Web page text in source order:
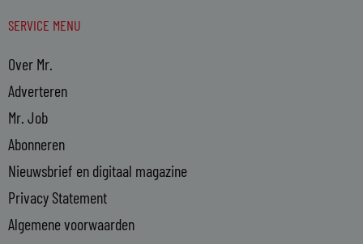
SERVICE MENU
Over Mr.
Adverteren
Mr. Job
Abonneren
Nieuwsbrief en digitaal magazine
Privacy Statement
Algemene voorwaarden